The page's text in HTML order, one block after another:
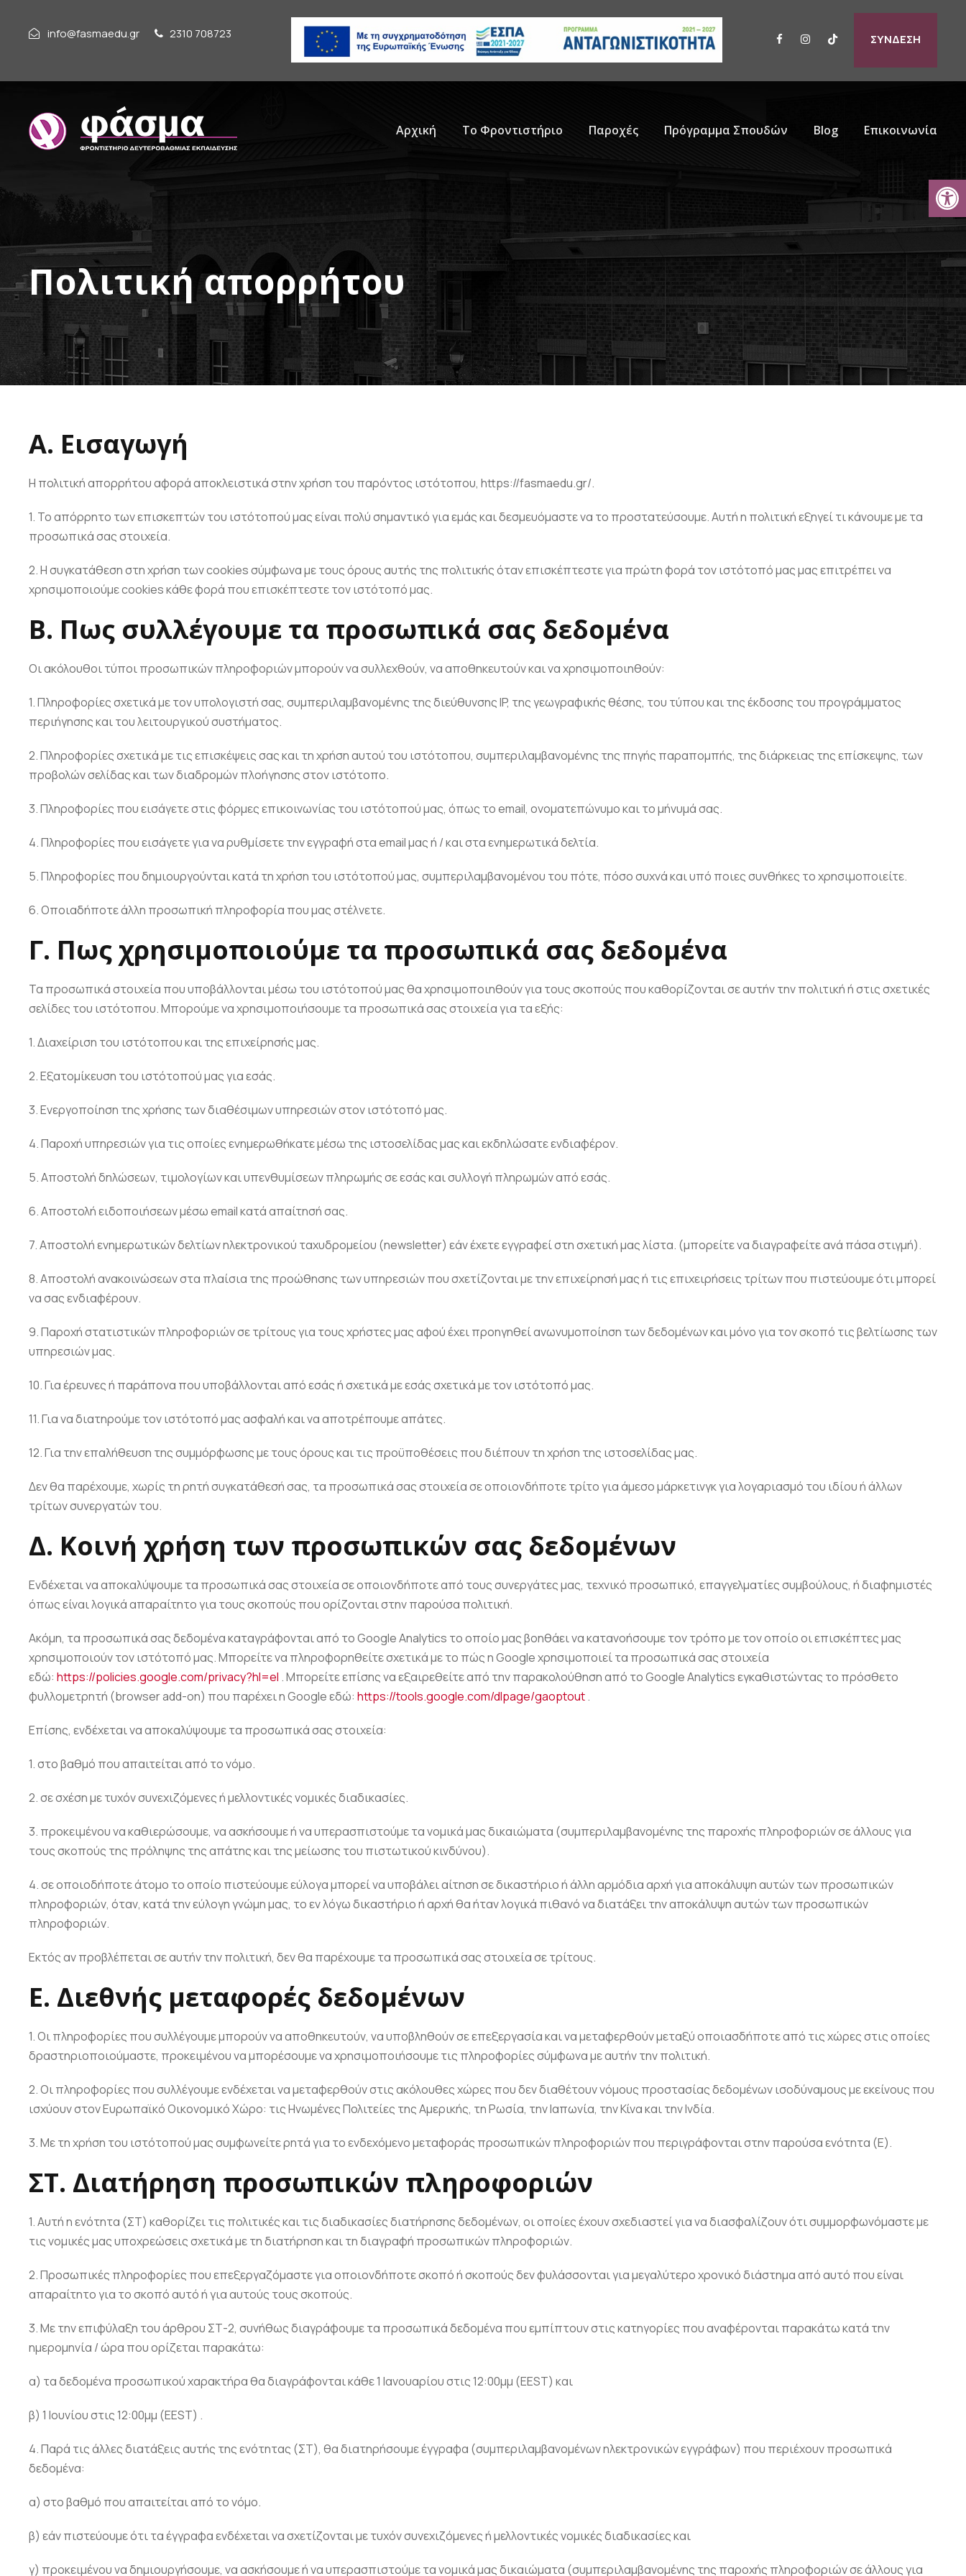
Ανοίξτε τη γραμμή εργαλείων
info@fasmaedu.gr 2310 708723 ΣΥΝΔΕΣΗ
Αρχική Το Φροντιστήριο Παροχές Πρόγραμμα Σπουδών Blog Επικοινωνία
Πολιτική απορρήτου
Α. Εισαγωγή
Η πολιτική απορρήτου αφορά αποκλειστικά στην χρήση του παρόντος ιστότοπου, https://fasmaedu.gr/.
1. Το απόρρητο των επισκεπτών του ιστότοπού μας είναι πολύ σημαντικό για εμάς και δεσμευόμαστε να το προστατεύσουμε. Αυτή η πολιτική εξηγεί τι κάνουμε με τα
προσωπικά σας στοιχεία.
2. Η συγκατάθεση στη χρήση των cookies σύμφωνα με τους όρους αυτής της πολιτικής όταν επισκέπτεστε για πρώτη φορά τον ιστότοπό μας μας επιτρέπει να
χρησιμοποιούμε cookies κάθε φορά που επισκέπτεστε τον ιστότοπό μας.
Β. Πως συλλέγουμε τα προσωπικά σας δεδομένα
Οι ακόλουθοι τύποι προσωπικών πληροφοριών μπορούν να συλλεχθούν, να αποθηκευτούν και να χρησιμοποιηθούν:
1. Πληροφορίες σχετικά με τον υπολογιστή σας, συμπεριλαμβανομένης της διεύθυνσης IP, της γεωγραφικής θέσης, του τύπου και της έκδοσης του προγράμματος
περιήγησης και του λειτουργικού συστήματος.
2. Πληροφορίες σχετικά με τις επισκέψεις σας και τη χρήση αυτού του ιστότοπου, συμπεριλαμβανομένης της πηγής παραπομπής, της διάρκειας της επίσκεψης, των
προβολών σελίδας και των διαδρομών πλοήγησης στον ιστότοπο.
3. Πληροφορίες που εισάγετε στις φόρμες επικοινωνίας του ιστότοπού μας, όπως το email, ονοματεπώνυμο και το μήνυμά σας.
4. Πληροφορίες που εισάγετε για να ρυθμίσετε την εγγραφή στα email μας ή / και στα ενημερωτικά δελτία.
5. Πληροφορίες που δημιουργούνται κατά τη χρήση του ιστότοπού μας, συμπεριλαμβανομένου του πότε, πόσο συχνά και υπό ποιες συνθήκες το χρησιμοποιείτε.
6. Οποιαδήποτε άλλη προσωπική πληροφορία που μας στέλνετε.
Γ. Πως χρησιμοποιούμε τα προσωπικά σας δεδομένα
Τα προσωπικά στοιχεία που υποβάλλονται μέσω του ιστότοπού μας θα χρησιμοποιηθούν για τους σκοπούς που καθορίζονται σε αυτήν την πολιτική ή στις σχετικές
σελίδες του ιστότοπου. Μπορούμε να χρησιμοποιήσουμε τα προσωπικά σας στοιχεία για τα εξής:
1. Διαχείριση του ιστότοπου και της επιχείρησής μας.
2. Εξατομίκευση του ιστότοπού μας για εσάς.
3. Ενεργοποίηση της χρήσης των διαθέσιμων υπηρεσιών στον ιστότοπό μας.
4. Παροχή υπηρεσιών για τις οποίες ενημερωθήκατε μέσω της ιστοσελίδας μας και εκδηλώσατε ενδιαφέρον.
5. Αποστολή δηλώσεων, τιμολογίων και υπενθυμίσεων πληρωμής σε εσάς και συλλογή πληρωμών από εσάς.
6. Αποστολή ειδοποιήσεων μέσω email κατά απαίτησή σας.
7. Αποστολή ενημερωτικών δελτίων ηλεκτρονικού ταχυδρομείου (newsletter) εάν έχετε εγγραφεί στη σχετική μας λίστα. (μπορείτε να διαγραφείτε ανά πάσα στιγμή).
8. Αποστολή ανακοινώσεων στα πλαίσια της προώθησης των υπηρεσιών που σχετίζονται με την επιχείρησή μας ή τις επιχειρήσεις τρίτων που πιστεύουμε ότι μπορεί
να σας ενδιαφέρουν.
9. Παροχή στατιστικών πληροφοριών σε τρίτους για τους χρήστες μας αφού έχει προηγηθεί ανωνυμοποίηση των δεδομένων και μόνο για τον σκοπό τις βελτίωσης των
υπηρεσιών μας.
10. Για έρευνες ή παράπονα που υποβάλλονται από εσάς ή σχετικά με εσάς σχετικά με τον ιστότοπό μας.
11. Για να διατηρούμε τον ιστότοπό μας ασφαλή και να αποτρέπουμε απάτες.
12. Για την επαλήθευση της συμμόρφωσης με τους όρους και τις προϋποθέσεις που διέπουν τη χρήση της ιστοσελίδας μας.
Δεν θα παρέχουμε, χωρίς τη ρητή συγκατάθεσή σας, τα προσωπικά σας στοιχεία σε οποιονδήποτε τρίτο για άμεσο μάρκετινγκ για λογαριασμό του ιδίου ή άλλων
τρίτων συνεργατών του.
Δ. Κοινή χρήση των προσωπικών σας δεδομένων
Ενδέχεται να αποκαλύψουμε τα προσωπικά σας στοιχεία σε οποιονδήποτε από τους συνεργάτες μας, τεχνικό προσωπικό, επαγγελματίες συμβούλους, ή διαφημιστές
όπως είναι λογικά απαραίτητο για τους σκοπούς που ορίζονται στην παρούσα πολιτική.
Ακόμη, τα προσωπικά σας δεδομένα καταγράφονται από το Google Analytics το οποίο μας βοηθάει να κατανοήσουμε τον τρόπο με τον οποίο οι επισκέπτες μας
χρησιμοποιούν τον ιστότοπό μας. Μπορείτε να πληροφορηθείτε σχετικά με το πώς η Google χρησιμοποιεί τα προσωπικά σας στοιχεία
εδώ: https://policies.google.com/privacy?hl=el . Μπορείτε επίσης να εξαιρεθείτε από την παρακολούθηση από το Google Analytics εγκαθιστώντας το πρόσθετο
φυλλομετρητή (browser add-on) που παρέχει η Google εδώ: https://tools.google.com/dlpage/gaoptout.
Επίσης, ενδέχεται να αποκαλύψουμε τα προσωπικά σας στοιχεία:
1. στο βαθμό που απαιτείται από το νόμο.
2. σε σχέση με τυχόν συνεχιζόμενες ή μελλοντικές νομικές διαδικασίες.
3. προκειμένου να καθιερώσουμε, να ασκήσουμε ή να υπερασπιστούμε τα νομικά μας δικαιώματα (συμπεριλαμβανομένης της παροχής πληροφοριών σε άλλους για
τους σκοπούς της πρόληψης της απάτης και της μείωσης του πιστωτικού κινδύνου).
4. σε οποιοδήποτε άτομο το οποίο πιστεύουμε εύλογα μπορεί να υποβάλει αίτηση σε δικαστήριο ή άλλη αρμόδια αρχή για αποκάλυψη αυτών των προσωπικών
πληροφοριών, όταν, κατά την εύλογη γνώμη μας, το εν λόγω δικαστήριο ή αρχή θα ήταν λογικά πιθανό να διατάξει την αποκάλυψη αυτών των προσωπικών
πληροφοριών.
Εκτός αν προβλέπεται σε αυτήν την πολιτική, δεν θα παρέχουμε τα προσωπικά σας στοιχεία σε τρίτους.
Ε. Διεθνής μεταφορές δεδομένων
1. Οι πληροφορίες που συλλέγουμε μπορούν να αποθηκευτούν, να υποβληθούν σε επεξεργασία και να μεταφερθούν μεταξύ οποιασδήποτε από τις χώρες στις οποίες
δραστηριοποιούμαστε, προκειμένου να μπορέσουμε να χρησιμοποιήσουμε τις πληροφορίες σύμφωνα με αυτήν την πολιτική.
2. Οι πληροφορίες που συλλέγουμε ενδέχεται να μεταφερθούν στις ακόλουθες χώρες που δεν διαθέτουν νόμους προστασίας δεδομένων ισοδύναμους με εκείνους που
ισχύουν στον Ευρωπαϊκό Οικονομικό Χώρο: τις Ηνωμένες Πολιτείες της Αμερικής, τη Ρωσία, την Ιαπωνία, την Κίνα και την Ινδία.
3. Με τη χρήση του ιστότοπού μας συμφωνείτε ρητά για το ενδεχόμενο μεταφοράς προσωπικών πληροφοριών που περιγράφονται στην παρούσα ενότητα (Ε).
ΣΤ. Διατήρηση προσωπικών πληροφοριών
1. Αυτή η ενότητα (ΣΤ) καθορίζει τις πολιτικές και τις διαδικασίες διατήρησης δεδομένων, οι οποίες έχουν σχεδιαστεί για να διασφαλίζουν ότι συμμορφωνόμαστε με
τις νομικές μας υποχρεώσεις σχετικά με τη διατήρηση και τη διαγραφή προσωπικών πληροφοριών.
2. Προσωπικές πληροφορίες που επεξεργαζόμαστε για οποιονδήποτε σκοπό ή σκοπούς δεν φυλάσσονται για μεγαλύτερο χρονικό διάστημα από αυτό που είναι
απαραίτητο για το σκοπό αυτό ή για αυτούς τους σκοπούς.
3. Με την επιφύλαξη του άρθρου ΣΤ-2, συνήθως διαγράφουμε τα προσωπικά δεδομένα που εμπίπτουν στις κατηγορίες που αναφέρονται παρακάτω κατά την
ημερομηνία / ώρα που ορίζεται παρακάτω:
α) τα δεδομένα προσωπικού χαρακτήρα θα διαγράφονται κάθε 1 Ιανουαρίου στις 12:00μμ (EEST) και
β) 1 Ιουνίου στις 12:00μμ (EEST) .
4. Παρά τις άλλες διατάξεις αυτής της ενότητας (ΣΤ), θα διατηρήσουμε έγγραφα (συμπεριλαμβανομένων ηλεκτρονικών εγγράφων) που περιέχουν προσωπικά
δεδομένα:
α) στο βαθμό που απαιτείται από το νόμο.
β) εάν πιστεύουμε ότι τα έγγραφα ενδέχεται να σχετίζονται με τυχόν συνεχιζόμενες ή μελλοντικές νομικές διαδικασίες και
γ) προκειμένου να δημιουργήσουμε, να ασκήσουμε ή να υπερασπιστούμε τα νομικά μας δικαιώματα (συμπεριλαμβανομένης της παροχής πληροφοριών σε άλλους για